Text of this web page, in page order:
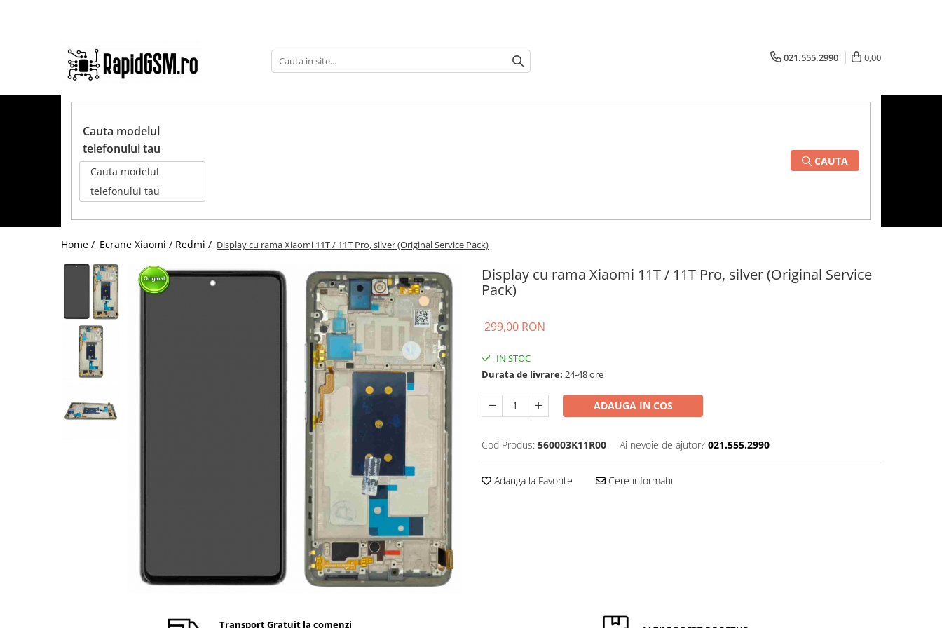
Ecrane Samsung
seria A
tableta
Ecrane iPhone
Ecrane Huawei / Honor
Ecrane Xiaomi / Redmi
Ecrane Nokia
Ecrane Oppo / Realme
021.555.2990 0,00
Cauta modelul
telefonului tau
Cauta modelul
telefonului tau
CAUTA
Home / Ecrane Xiaomi / Redmi / Display cu rama Xiaomi 11T / 11T Pro, silver (Original Service Pack)
Display cu rama Xiaomi 11T / 11T Pro, silver (Original Service
Pack)
299,00 RON
IN STOC
Durata de livrare: 24-48 ore
ADAUGA IN COS
Cod Produs: 560003K11R00 Ai nevoie de ajutor? 021.555.2990
Adauga la Favorite Cere informatii
Transport Gratuit la comenzi